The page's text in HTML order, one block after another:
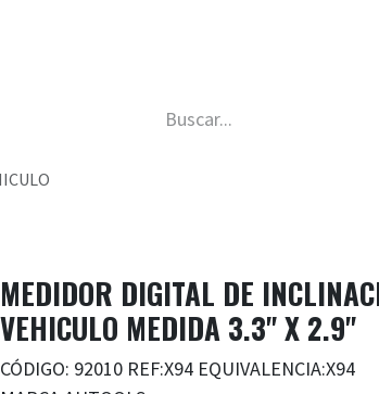
MEDIDOR DIGITAL DE
VEHICULO MEDIDA 3.3" X 2.9"
CÓDIGO: 92010 REF:X94 EQUIVALENCIA:X94